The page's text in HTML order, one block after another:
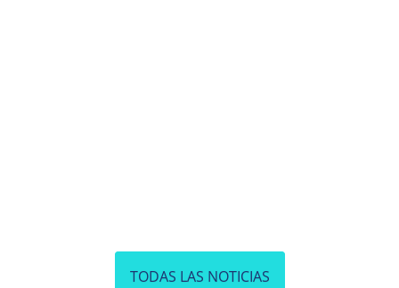
TODAS LAS NOTICIAS